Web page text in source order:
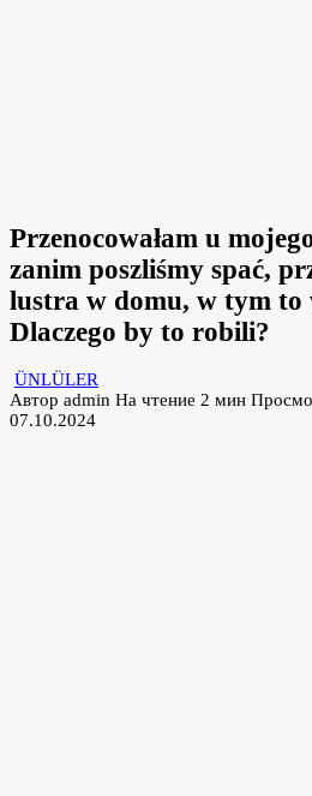
Przenocowałam u
zanim poszliśmy spać,
lustra w domu, w tym to
Dlaczego by to robili?
ÜNLÜLER
Автор admin На чтение 2 мин
07.10.2024